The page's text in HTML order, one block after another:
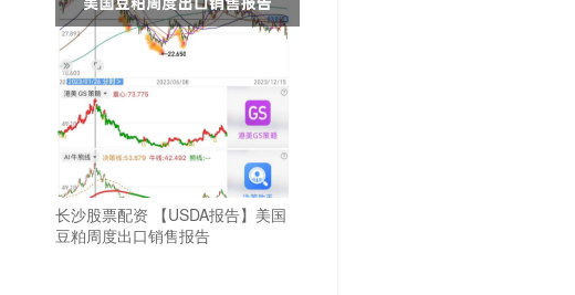
长沙股票配资 【USDA报告】美国
豆粕周度出口销售报告